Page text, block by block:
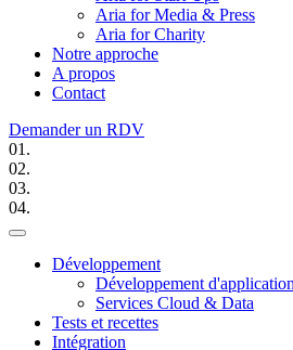
Aria for Media & Press
Aria for Charity
Notre approche
A propos
Contact
Demander un RDV
01.
02.
03.
04.
Développement
Développement
Services Cloud & Data
Tests et recettes
Intégration